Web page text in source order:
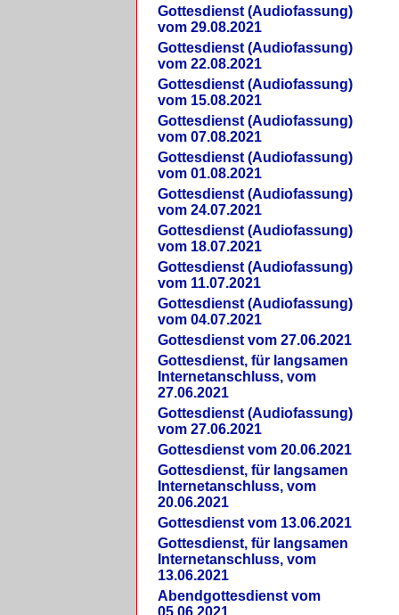
Gottesdienst (Audiofassung)
vom 29.08.2021
Gottesdienst (Audiofassung)
vom 22.08.2021
Gottesdienst (Audiofassung)
vom 15.08.2021
Gottesdienst (Audiofassung)
vom 07.08.2021
Gottesdienst (Audiofassung)
vom 01.08.2021
Gottesdienst (Audiofassung)
vom 24.07.2021
Gottesdienst (Audiofassung)
vom 18.07.2021
Gottesdienst (Audiofassung)
vom 11.07.2021
Gottesdienst (Audiofassung)
vom 04.07.2021
Gottesdienst vom 27.06.2021
Gottesdienst, für langsamen
Internetanschluss, vom
27.06.2021
Gottesdienst (Audiofassung)
vom 27.06.2021
Gottesdienst vom 20.06.2021
Gottesdienst, für langsamen
Internetanschluss, vom
20.06.2021
Gottesdienst vom 13.06.2021
Gottesdienst, für langsamen
Internetanschluss, vom
13.06.2021
Abendgottesdienst vom